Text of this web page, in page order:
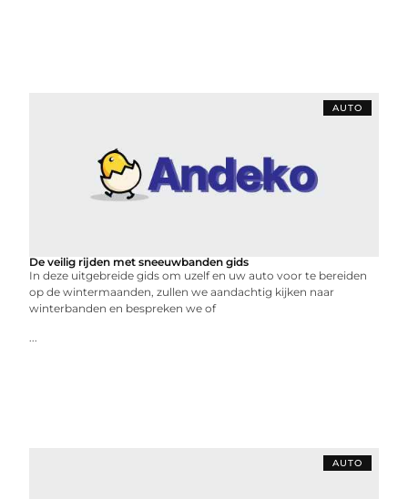
AUTO
De veilig rijden met sneeuwbanden gids
In deze uitgebreide gids om uzelf en uw auto voor te bereiden
op de wintermaanden, zullen we aandachtig kijken naar
winterbanden en bespreken we of
...
AUTO